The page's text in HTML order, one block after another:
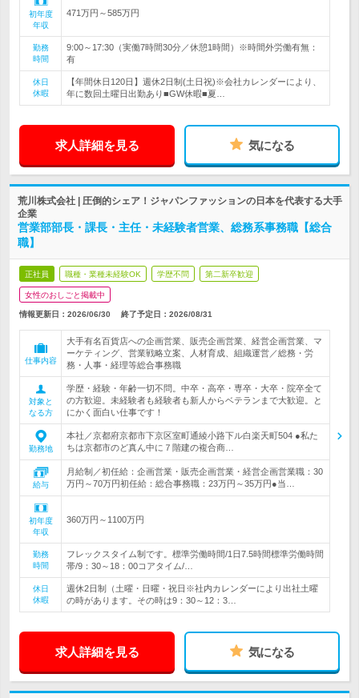
初年度
年収
471万円～585万円
勤務
時間
9:00～17:30（実働7時間30分／休憩1時間）※時間外労働有無：
有
休日
休暇
【年間休日120日】週休2日制(土日祝)※会社カレンダーにより、
年に数回土曜日出勤あり■GW休暇■夏…
求人詳細を見る 気になる
荒川株式会社 | 圧倒的シェア！ジャパンファッションの日本を代表する大手
企業
営業部部長・課長・主任・未経験者営業、総務系事務職【総合
職】
正社員 職種・業種未経験OK 学歴不問 第二新卒歓迎
女性のおしごと掲載中
情報更新日：2026/06/30 終了予定日： 2026/08/31
仕事内容
大手有名百貨店への企画営業、販売企画営業、経営企画営業、マ
ーケティング、営業戦略立案、人材育成、組織運営／総務・労
務・人事・経理等総合事務職
対象と
なる方
学歴・経験・年齢一切不問。中卒・高卒・専卒・大卒・院卒全て
の方歓迎。未経験者も経験者も新人からベテランまで大歓迎。と
にかく面白い仕事です！
勤務地
本社／京都府京都市下京区室町通綾小路下ル白楽天町504 ●私た
ちは京都市のど真ん中に７階建の複合商…
給与
月給制／初任給：企画営業・販売企画営業・経営企画営業職：30
万円～70万円初任給：総合事務職：23万円～35万円●当…
初年度
年収
360万円～1100万円
勤務
時間
フレックスタイム制です。標準労働時間/1日7.5時間標準労働時間
帯/9：30～18：00コアタイム/…
休日
休暇
週休2日制（土曜・日曜・祝日※社内カレンダーにより出社土曜
の時があります。その時は9：30～12：3…
求人詳細を見る 気になる